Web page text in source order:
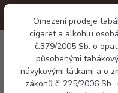
Omezení prodeje
cigaret a alkohlu
č.379/2005 Sb. o
působenými
návykovými látkami a o
zákonů č. 225/2006